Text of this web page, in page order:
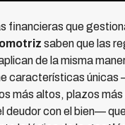
financieras que
saben que las
de la misma
características
más altos, plazos
deudor con el bien—